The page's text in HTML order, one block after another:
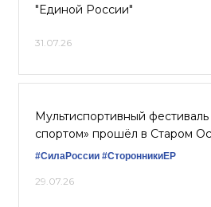
"Единой России"
31.07.26
Мультиспортивный
спортом» прошёл в Старом
#СилаРоссии #СторонникиЕР
29.07.26